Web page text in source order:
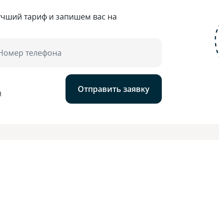
тариф и запишем вас на
телефона
Отправить заявку